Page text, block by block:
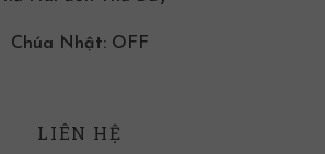
Chúa Nhật: OFF
LIÊN HỆ